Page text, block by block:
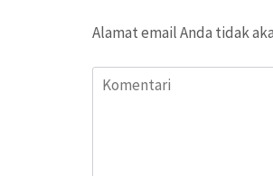
Alamat email Anda tidak
Komentari